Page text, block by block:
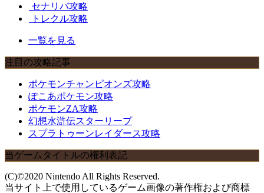
セナリバ攻略
トレクル攻略
一覧を見る
注目の攻略記事
ポケモンチャンピオンズ攻略
ぽこあポケモン攻略
ポケモンZA攻略
幻想水滸伝スターリープ
スプラトゥーンレイダース攻略
当ゲームタイトルの権利表記
(C)©2020 Nintendo All Rights Reserved.
当サイト上で使用しているゲーム画像の著作権および商標